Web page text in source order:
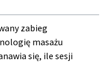
zabieg
masażu
się, ile sesji